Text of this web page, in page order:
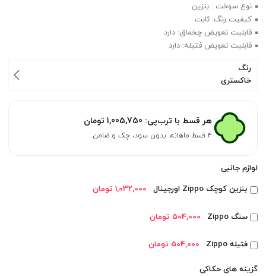
نوع سوخت : بنزین
کیفیت رنگ: ثابت
قابلیت تعویض چخماق: دارد
قابلیت تعویض فتیله: دارد
رنگ
خاکستری
هر قسط با ترب‌پی: 1,005,750 تومان
۴ قسط ماهانه. بدون سود، چک و ضامن.
لوازم جانبی
بنزین کوچک Zippo اورجینال
1,032,000 تومان
سنگ Zippo 504,000 تومان
فتیله Zippo 504,000 تومان
گزینه های حکاکی